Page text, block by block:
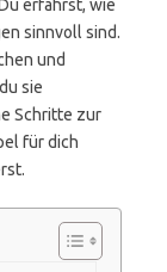
erfährst, wie
sinnvoll sind.
und
sie
Schritte zur
für dich